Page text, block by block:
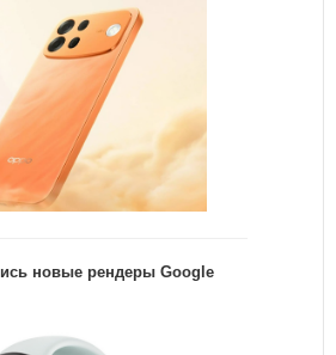
новые рендеры Google